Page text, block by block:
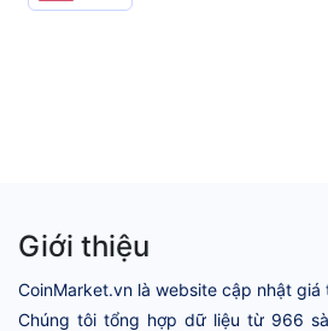
Giới thiệu
CoinMarket.vn là website cập nhật giá
Chúng tôi tổng hợp dữ liệu từ 966